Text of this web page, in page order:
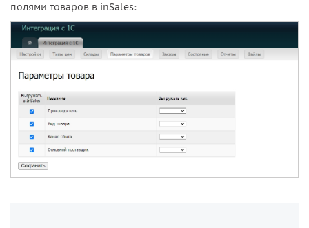
полями товаров в inSales: